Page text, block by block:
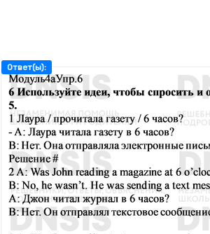
Ответ(ы):